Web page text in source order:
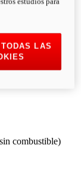
SIN
combustible)
LAS